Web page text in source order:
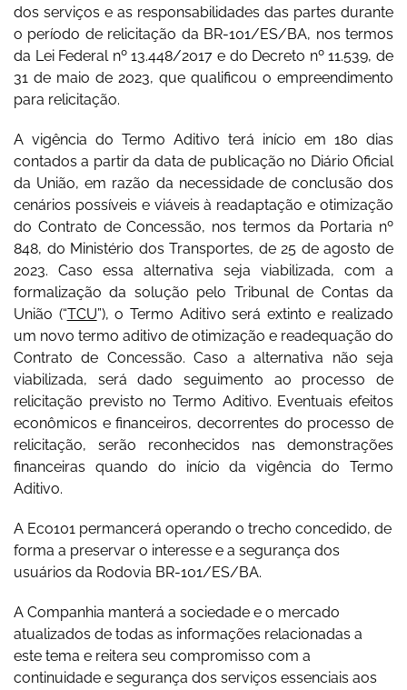
dos serviços e as responsabilidades das partes durante
o período de relicitação da BR-101/ES/BA, nos termos
da Lei Federal nº 13.448/2017 e do Decreto nº 11.539, de
31 de maio de 2023, que qualificou o empreendimento
para relicitação.
A vigência do Termo Aditivo terá início em 180 dias
contados a partir da data de publicação no Diário Oficial
da União, em razão da necessidade de conclusão dos
cenários possíveis e viáveis à readaptação e otimização
do Contrato de Concessão, nos termos da Portaria nº
848, do Ministério dos Transportes, de 25 de agosto de
2023. Caso essa alternativa seja viabilizada, com a
formalização da solução pelo Tribunal de Contas da
União (“TCU”), o Termo Aditivo será extinto e realizado
um novo termo aditivo de otimização e readequação do
Contrato de Concessão. Caso a alternativa não seja
viabilizada, será dado seguimento ao processo de
relicitação previsto no Termo Aditivo. Eventuais efeitos
econômicos e financeiros, decorrentes do processo de
relicitação, serão reconhecidos nas demonstrações
financeiras quando do início da vigência do Termo
Aditivo.
A Eco101 permancerá operando o trecho concedido, de
forma a preservar o interesse e a segurança dos
usuários da Rodovia BR-101/ES/BA.
A Companhia manterá a sociedade e o mercado
atualizados de todas as informações relacionadas a
este tema e reitera seu compromisso com a
continuidade e segurança dos serviços essenciais aos